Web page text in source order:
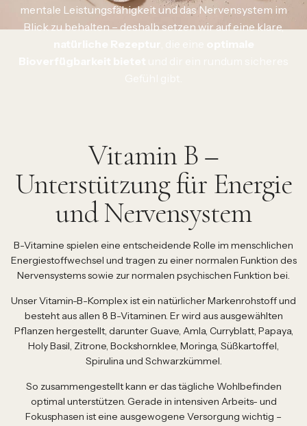
mentale Leistungsfähigkeit und das Nervensystem im
Blick zu behalten – deshalb setzen wir auf eine klare,
Vitamin B –
Unterstützung für Energie
und Nervensystem
B-Vitamine spielen eine entscheidende Rolle im menschlichen
Energiestoffwechsel und tragen zu einer normalen Funktion des
Nervensystems sowie zur normalen psychischen Funktion bei.
Unser Vitamin-B-Komplex ist ein natürlicher Markenrohstoff und
besteht aus allen 8 B-Vitaminen. Er wird aus ausgewählten
Pflanzen hergestellt, darunter Guave, Amla, Curryblatt, Papaya,
Holy Basil, Zitrone, Bockshornklee, Moringa, Süßkartoffel,
Spirulina und Schwarzkümmel.
So zusammengestellt kann er das tägliche Wohlbefinden
optimal unterstützen. Gerade in intensiven Arbeits- und
Fokusphasen ist eine ausgewogene Versorgung wichtig –